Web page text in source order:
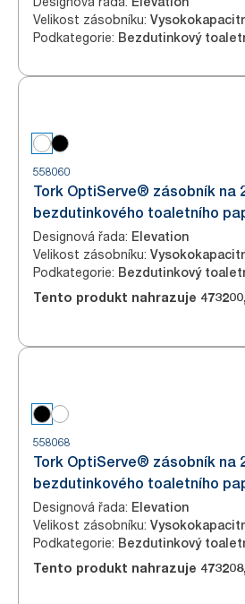
Velikost zásobníku:
Podkategorie: Bezdutinkový
558060
Tork OptiServe® zásobník na
bezdutinkového toaletního
Designová řada: Elevation
Velikost zásobníku:
Podkategorie: Bezdutinkový
Tento produkt nahrazuje 473200,
558068
Tork OptiServe® zásobník na
bezdutinkového toaletního
Designová řada: Elevation
Velikost zásobníku:
Podkategorie: Bezdutinkový
Tento produkt nahrazuje 473208,